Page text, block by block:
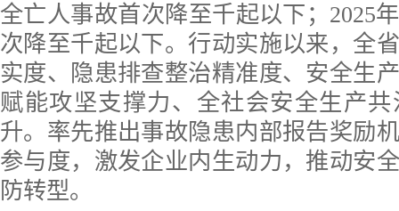
全亡人事故首次降至千起以下；2025
次降至千起以下。行动实施以来，全
实度、隐患排查整治精准度、安全生
赋能攻坚支撑力、全社会安全生产
升。率先推出事故隐患内部报告奖励
参与度，激发企业内生动力，推动安
防转型。